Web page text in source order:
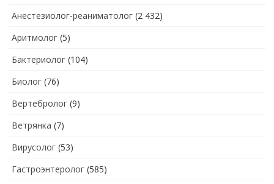
Анестезиолог-реаниматолог (2 432)
Аритмолог (5)
Бактериолог (104)
Биолог (76)
Вертебролог (9)
Ветрянка (7)
Вирусолог (53)
Гастроэнтеролог (585)